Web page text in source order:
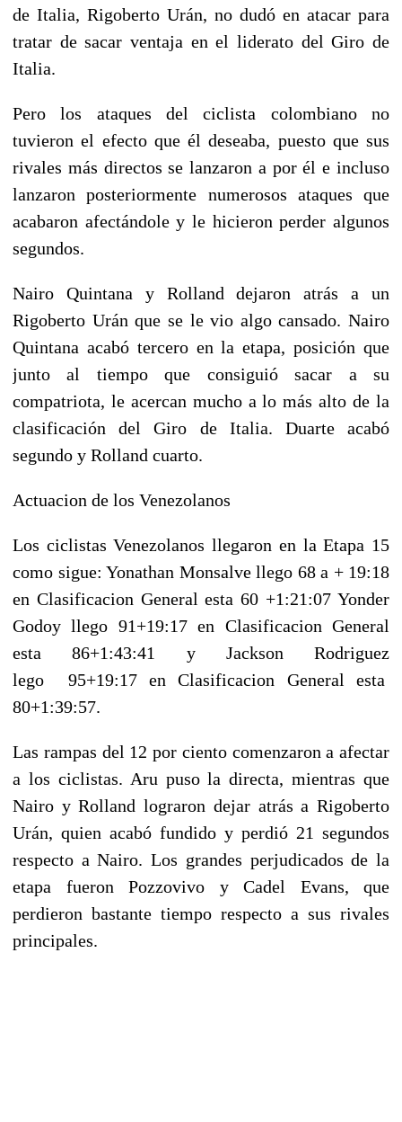
de Italia, Rigoberto Urán, no dudó en atacar para
tratar de sacar ventaja en el liderato del Giro de
Italia.
Pero los ataques del ciclista colombiano no
tuvieron el efecto que él deseaba, puesto que sus
rivales más directos se lanzaron a por él e incluso
lanzaron posteriormente numerosos ataques que
acabaron afectándole y le hicieron perder algunos
segundos.
Nairo Quintana y Rolland dejaron atrás a un
Rigoberto Urán que se le vio algo cansado. Nairo
Quintana acabó tercero en la etapa, posición que
junto al tiempo que consiguió sacar a su
compatriota, le acercan mucho a lo más alto de la
clasificación del Giro de Italia. Duarte acabó
segundo y Rolland cuarto.
Actuacion de los Venezolanos
Los ciclistas Venezolanos llegaron en la Etapa 15
como sigue: Yonathan Monsalve llego 68 a + 19:18
en Clasificacion General esta 60 +1:21:07 Yonder
Godoy llego 91+19:17en Clasificacion General
esta86+1:43:41 y Jackson Rodriguez
lego 95+19:17 en Clasificacion General esta
80+1:39:57.
Las rampas del 12 por ciento comenzaron a afectar
a los ciclistas. Aru puso la directa, mientras que
Nairo y Rolland lograron dejar atrás a Rigoberto
Urán, quien acabó fundido y perdió 21 segundos
respecto a Nairo. Los grandes perjudicados de la
etapa fueron Pozzovivo y Cadel Evans, que
perdieron bastante tiempo respecto a sus rivales
principales.